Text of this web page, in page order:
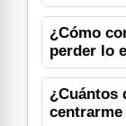
¿Cómo
perder lo
¿Cuántos